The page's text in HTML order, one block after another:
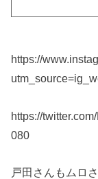
https://
https://
080
戸田さんもムロ